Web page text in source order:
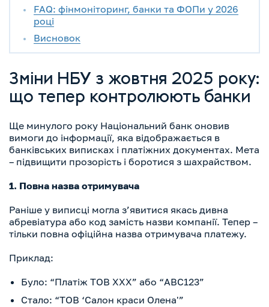
FAQ: фінмоніторинг, банки та ФОПи у 2026
році
Висновок
Зміни НБУ з жовтня 2025 року:
що тепер контролюють банки
Ще минулого року Національний банк оновив
вимоги до інформації, яка відображається в
банківських виписках і платіжних документах. Мета
– підвищити прозорість і боротися з шахрайством.
1. Повна назва отримувача
Раніше у виписці могла з’явитися якась дивна
абревіатура або код замість назви компанії. Тепер –
тільки повна офіційна назва отримувача платежу.
Приклад:
Було: “Платіж ТОВ ХХХ” або “ABC123”
Стало: “ТОВ ‘Салон краси Олена'”